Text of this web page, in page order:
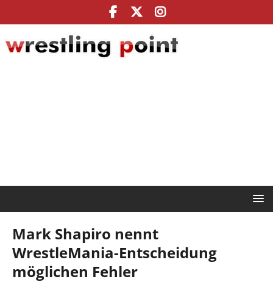
Mark Shapiro nennt
WrestleMania-Entscheidung
möglichen Fehler